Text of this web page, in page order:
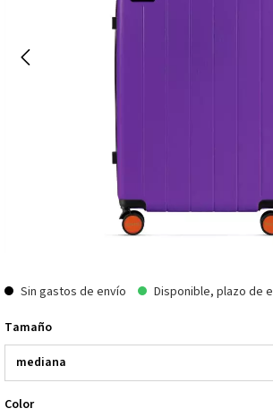
Sin gastos de envío
Disponible, plazo de
Tamaño
Color